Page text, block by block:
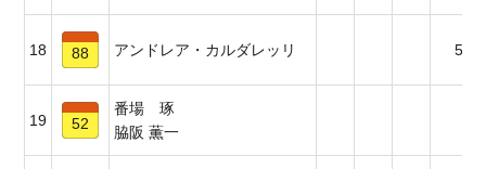
18 88 アンドレア・カルダレッリ 5
19 52
番場 琢
脇阪 薫一